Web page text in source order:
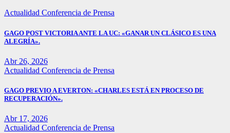
Actualidad Conferencia de Prensa
GAGO POST VICTORIA ANTE LA UC: «GANAR UN CLÁSICO ES UNA
ALEGRÍA».
Abr 26, 2026
Actualidad Conferencia de Prensa
GAGO PREVIO A EVERTON: «CHARLES ESTÁ EN PROCESO DE
RECUPERACIÓN».
Abr 17, 2026
Actualidad Conferencia de Prensa